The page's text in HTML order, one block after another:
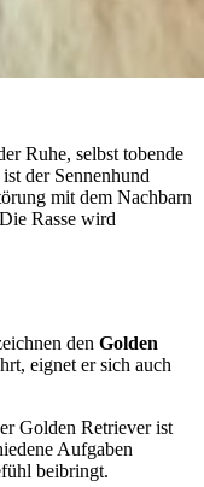
Ruhe, selbst tobende
der Sennenhund
mit dem Nachbarn
Rasse wird
den Golden
eignet er sich auch
Golden Retriever ist
Aufgaben
beibringt.